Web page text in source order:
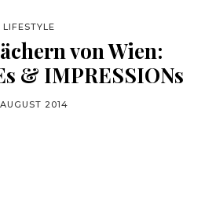
LIFESTYLE
von Wien:
& IMPRESSIONs
2014